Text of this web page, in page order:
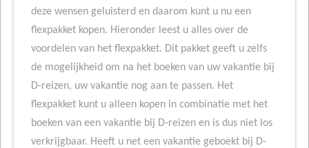
deze wensen geluisterd en daarom kunt u nu een
flexpakket kopen. Hieronder leest u alles over de
voordelen van het flexpakket. Dit pakket geeft u zelfs
de mogelijkheid om na het boeken van uw vakantie bij
D-reizen, uw vakantie nog aan te passen. Het
flexpakket kunt u alleen kopen in combinatie met het
boeken van een vakantie bij D-reizen en is dus niet los
verkrijgbaar. Heeft u net een vakantie geboekt bij D-